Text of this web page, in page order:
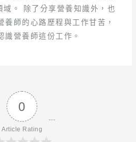
域。 除了分享營養知識外，也
養師的心路歷程與工作甘苦，
識營養師這份工作。
0
Article Rating